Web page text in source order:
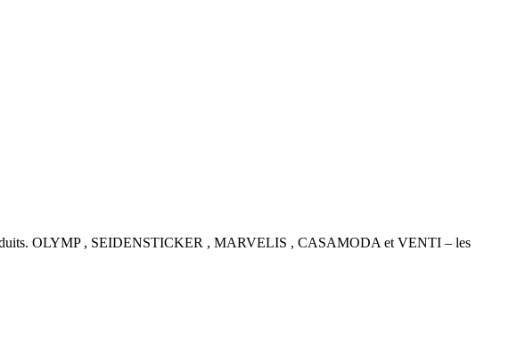
réduits. OLYMP , SEIDENSTICKER , MARVELIS , CASAMODA et VENTI – les